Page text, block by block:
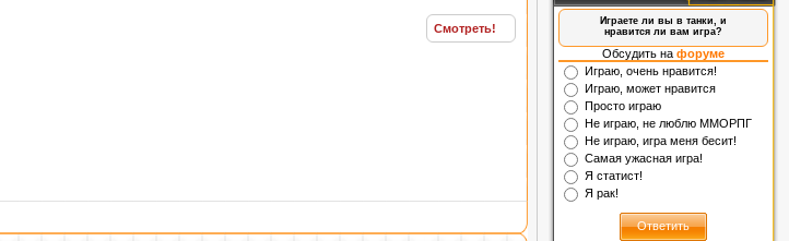
Смотреть!
Играете ли вы в танки, и
нравится ли вам игра?
Обсудить на форуме
Играю, очень нравится!
Играю, может нравится
Просто играю
Не играю, не люблю ММОРПГ
Не играю, игра меня бесит!
Самая ужасная игра!
Я статист!
Я рак!